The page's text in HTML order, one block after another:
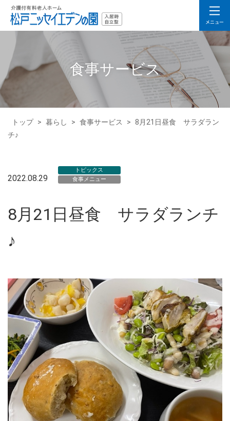
食事サービス
トップ > 暮らし > 食事サービス > 8月21日昼食 サラダラン
チ♪
2022.08.29
トピックス
食事メニュー
8月21日昼食 サラダランチ
♪